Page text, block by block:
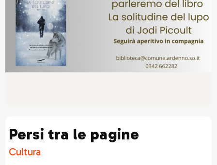
Persi tra le pagine
Cultura